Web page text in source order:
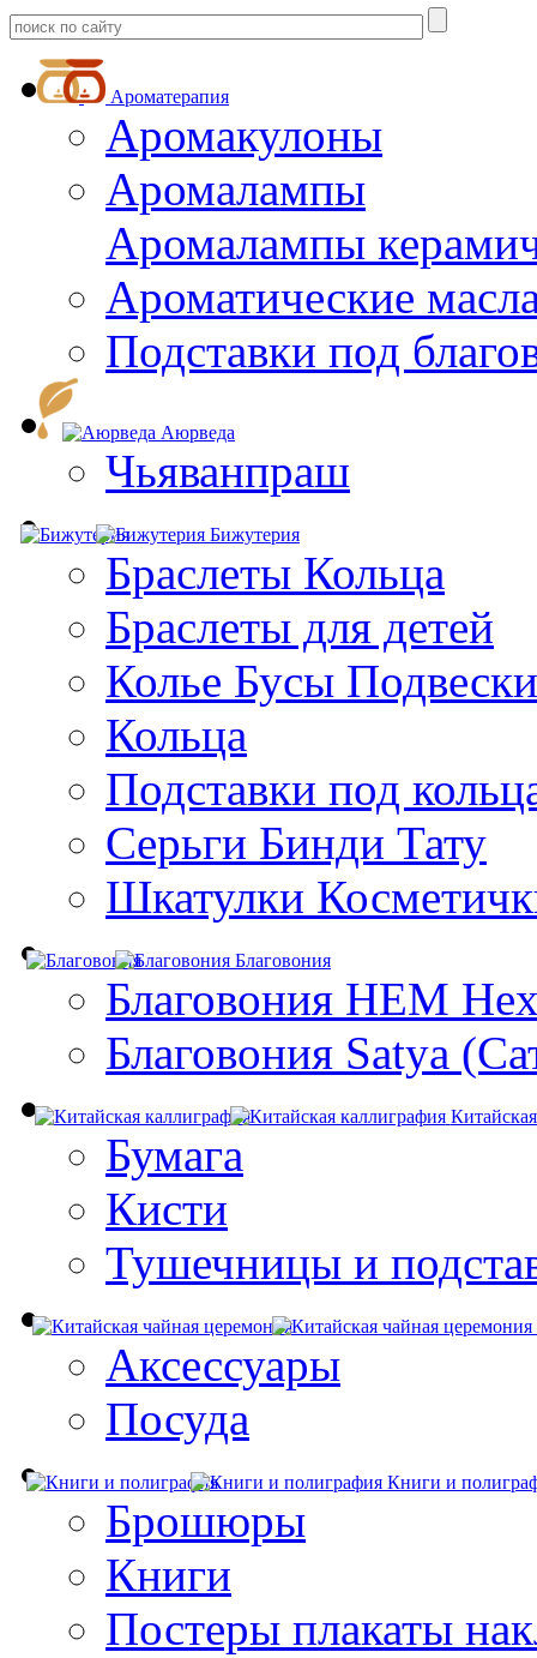
Ароматерапия
Аромакулоны
Аромалампы
Aромалампы
Ароматические
Подставки под
Аюрведа
Чьяванпраш
Бижутерия
Браслеты Кольца
Браслеты для детей
Колье Бусы Подвески
Кольца
Подставки под
Серьги Бинди Тату
Шкатулки
Благовония
Благовония HEM
Благовония Satya
Бумага
Кисти
Тушечницы и
Аксессуары
Посуда
Книги и
Брошюры
Книги
Постеры плакаты